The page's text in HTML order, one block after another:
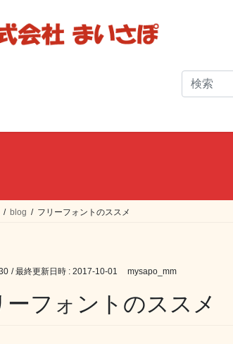
blog フリーフォントのススメ
/ 最終更新日時 : 2017-10-01 mysapo_mm
ーフォントのススメ